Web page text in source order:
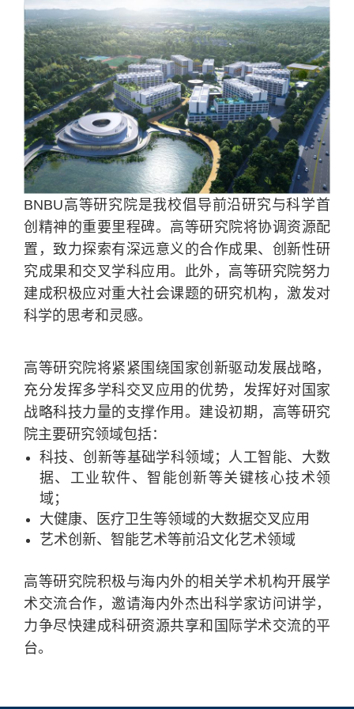
BNBU高等研究院是我校倡导前沿研究与科学首
创精神的重要里程碑。高等研究院将协调资源配
置，致力探索有深远意义的合作成果、创新性研
究成果和交叉学科应用。此外，高等研究院努力
建成积极应对重大社会课题的研究机构，激发对
科学的思考和灵感。
高等研究院将紧紧围绕国家创新驱动发展战略，
充分发挥多学科交叉应用的优势，发挥好对国家
战略科技力量的支撑作用。建设初期，高等研究
院主要研究领域包括：
科技、创新等基础学科领域；人工智能、大数
据、工业软件、智能创新等关键核心技术领
域；
大健康、医疗卫生等领域的大数据交叉应用
艺术创新、智能艺术等前沿文化艺术领域
高等研究院积极与海内外的相关学术机构开展学
术交流合作，邀请海内外杰出科学家访问讲学，
力争尽快建成科研资源共享和国际学术交流的平
台。